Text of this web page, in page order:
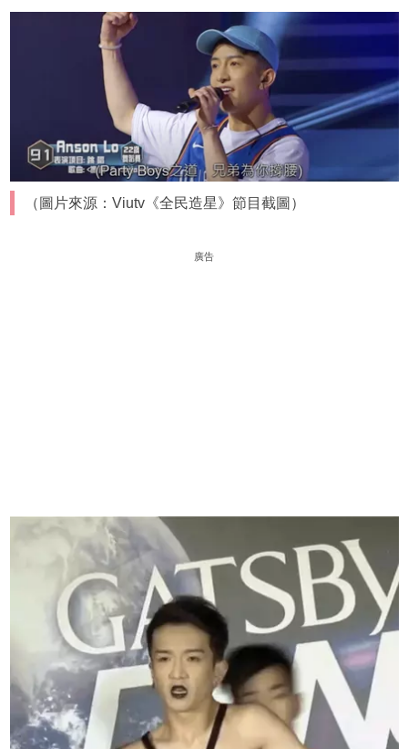
（圖片來源：Viutv《全民造星》節目截圖）
廣告